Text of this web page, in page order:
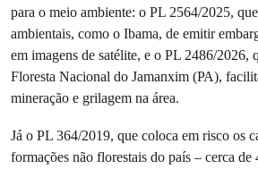
para o meio ambiente: o PL 2564/2025,
ambientais, como o Ibama, de emitir
em imagens de satélite, e o PL 2486/2026,
Floresta Nacional do Jamanxim (PA),
mineração e grilagem na área.
Já o PL 364/2019, que coloca em risco os
formações não florestais do país – cerca de